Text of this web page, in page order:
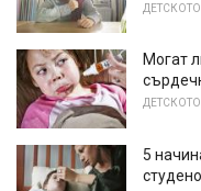
Могат
ДЕТСКОТО
5
студено